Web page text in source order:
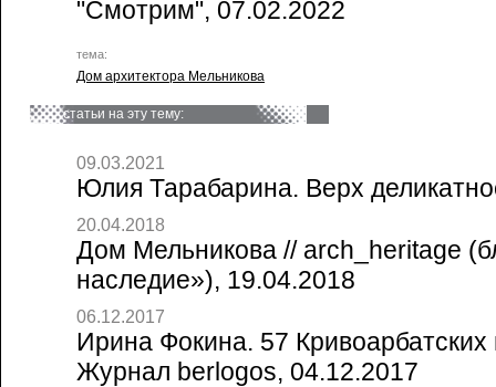
"Смотрим", 07.02.2022
тема:
Дом архитектора Мельникова
статьи на эту тему:
09.03.2021
Юлия Тарабарина. Верх
20.04.2018
Дом Мельникова // arch_heritage
наследие»), 19.04.2018
06.12.2017
Ирина Фокина. 57 Кривоарбатских
Журнал berlogos, 04.12.2017